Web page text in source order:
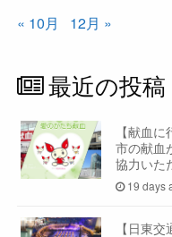
« 10月 12月 »
最近の投稿
【献血
市の献血
協力いた
19 days
【日東